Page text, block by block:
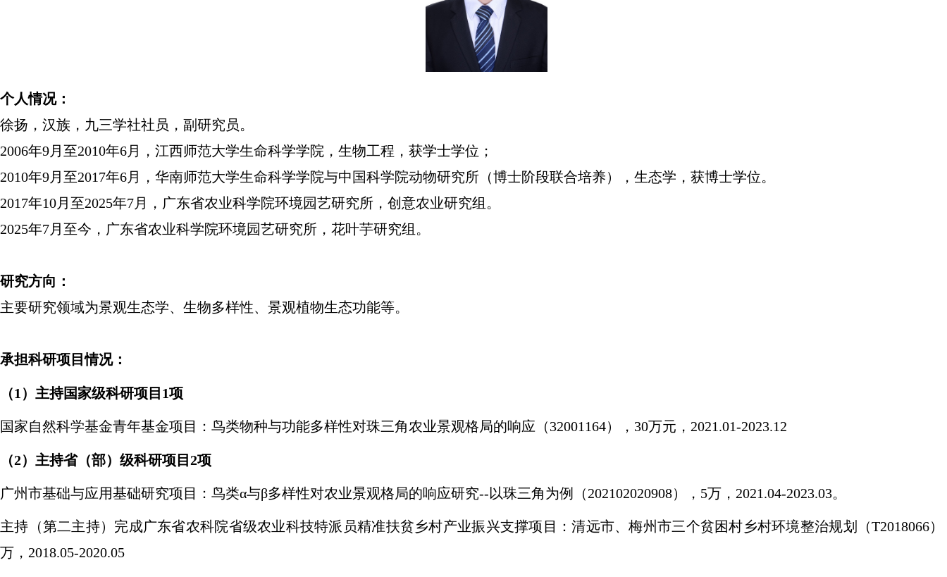
个人情况：
徐扬，汉族，九三学社社员，副研究员。
2006年9月至2010年6月，江西师范大学生命科学学院，生物工程，获学士学位；
2010年9月至2017年6月，华南师范大学生命科学学院与中国科学院动物研究所（博士阶段联合培养），生态学，获博士学位。
2017年10月至2025年7月，广东省农业科学院环境园艺研究所，创意农业研究组。
2025年7月至今，广东省农业科学院环境园艺研究所，花叶芋研究组。
研究方向：
主要研究领域为景观生态学、生物多样性、景观植物生态功能等。
承担科研项目情况：
（1 ）主持国家级科研项目1项
国家自然科学基金青年基金项目：鸟类物种与功能多样性对珠三角农业景观格局的响应（32001164），30万元，2021.01-2023.12
（2）主持省（部）级科研项目2项
广州市基础与应用基础研究项目：鸟类α与β多样性对农业景观格局的响应研究--以珠三角为例（202102020908），5万，2021.04-2023.03。
主持（第二主持）完成广东省农科院省级农业科技特派员精准扶贫乡村产业振兴支撑项目：清远市、梅州市三个贫困村乡村环境整治规划（T2018066）
万，2018.05-2020.05